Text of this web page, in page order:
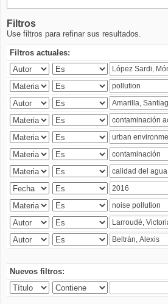
Filtros
Use filtros para refinar sus resultados.
Filtros actuales:
Nuevos filtros: